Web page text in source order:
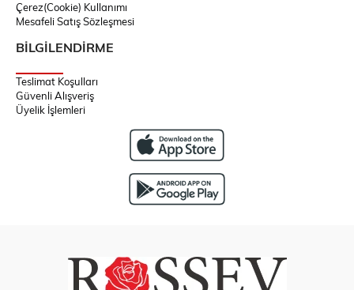
Çerez(Cookie) Kullanımı
Mesafeli Satış Sözleşmesi
BİLGİLENDİRME
Teslimat Koşulları
Güvenli Alışveriş
Üyelik İşlemleri